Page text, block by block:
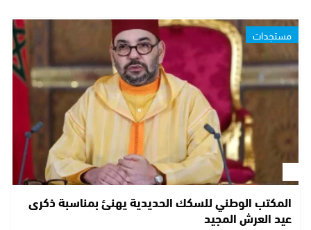
مستجدات
المكتب الوطني للسكك الحديدية يهنئ بمناسبة ذكرى
عيد العرش المجيد